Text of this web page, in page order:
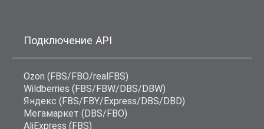
Подключение API
Ozon (FBS/FBO/realFBS)
Wildberries (FBS/FBW/DBS/DBW)
Яндекс (FBS/FBY/Express/DBS/DBD)
Мегамаркет (DBS/FBO)
AliExpress (FBS)